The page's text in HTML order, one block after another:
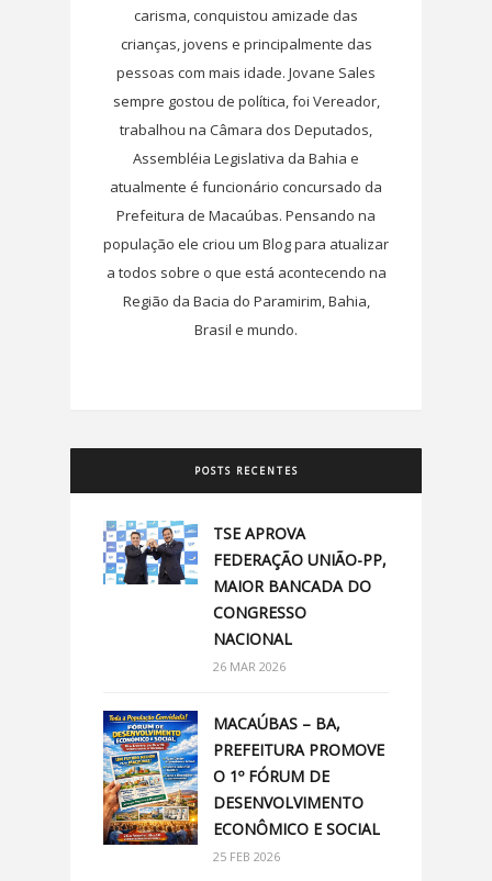
carisma, conquistou amizade das
crianças, jovens e principalmente das
pessoas com mais idade. Jovane Sales
sempre gostou de política, foi Vereador,
trabalhou na Câmara dos Deputados,
Assembléia Legislativa da Bahia e
atualmente é funcionário concursado da
Prefeitura de Macaúbas. Pensando na
população ele criou um Blog para atualizar
a todos sobre o que está acontecendo na
Região da Bacia do Paramirim, Bahia,
Brasil e mundo.
POSTS RECENTES
TSE APROVA
FEDERAÇÃO UNIÃO-PP,
MAIOR BANCADA DO
CONGRESSO
NACIONAL
26 MAR 2026
MACAÚBAS – BA,
PREFEITURA PROMOVE
O 1º FÓRUM DE
DESENVOLVIMENTO
ECONÔMICO E SOCIAL
25 FEB 2026